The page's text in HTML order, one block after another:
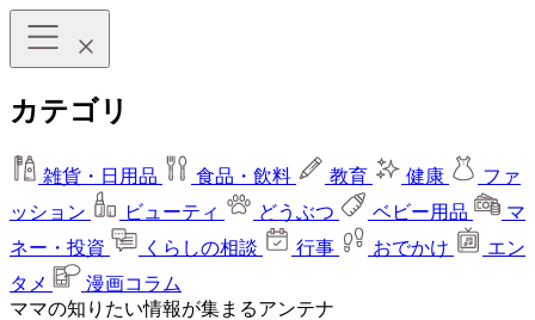
カテゴリ
雑貨・日用品 食品・飲料 教育 健康
ファ
ッション
ビューティ どうぶつ ベビー用品
マ
ネー・投資
くらしの相談 行事 おでかけ
エン
タメ
漫画コラム
ママの知りたい情報が集まるアンテナ